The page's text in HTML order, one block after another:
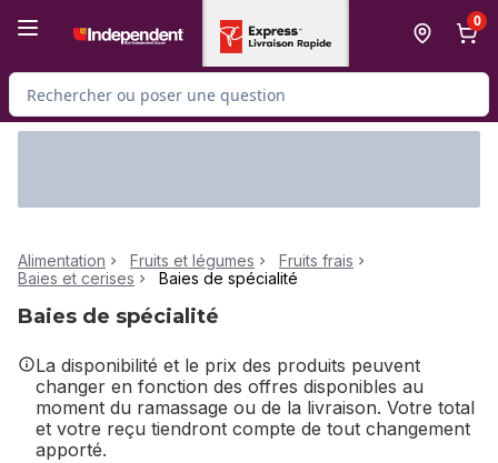
0
Rechercher des produits
Alimentation Fruits et légumes
Fruits frais
Baies et cerises
Baies de spécialité
Baies de spécialité
La disponibilité et le prix des produits peuvent
changer en fonction des offres disponibles au
moment du ramassage ou de la livraison. Votre total
et votre reçu tiendront compte de tout changement
apporté.